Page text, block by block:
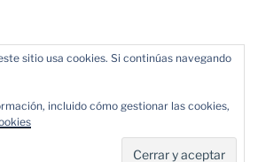
Funciona gracias a WordPress
sitio usa cookies. Si continúas navegando
incluido cómo gestionar las cookies,